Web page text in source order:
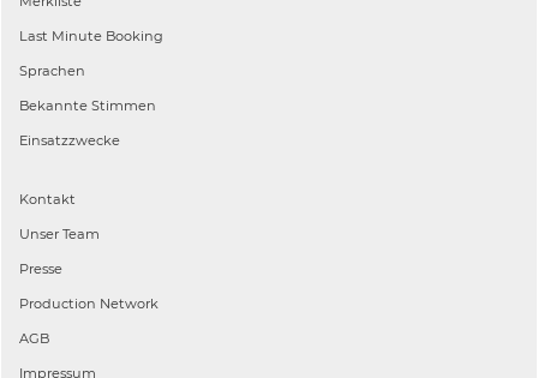
Last Minute Booking
Sprachen
Bekannte Stimmen
Einsatzzwecke
Kontakt
Unser Team
Presse
Production Network
AGB
Impressum